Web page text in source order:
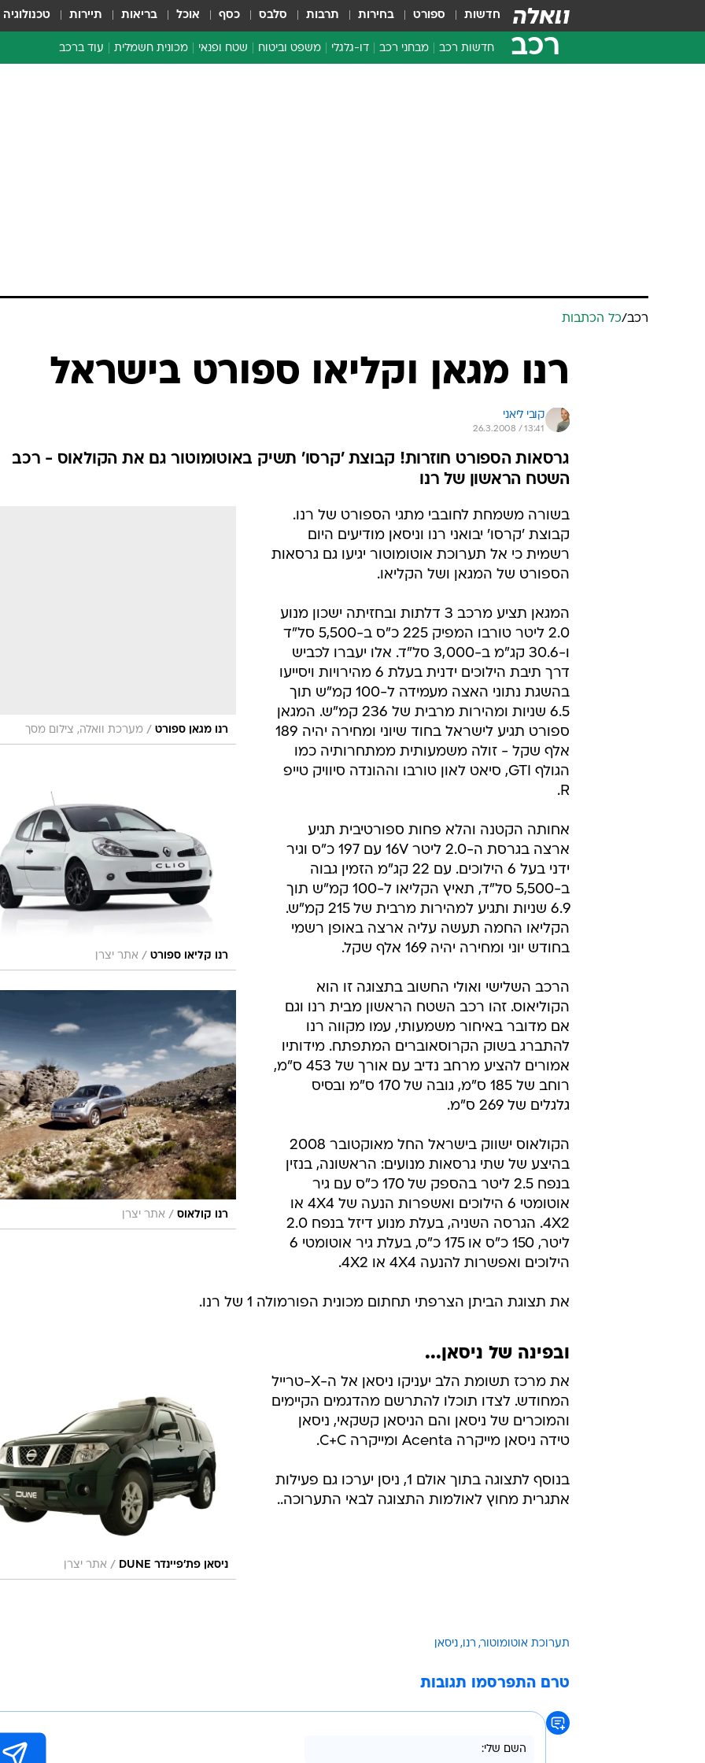
חדשות ספורט בחירות תרבות סלבס כסף אוכל בריאות תיירות טכנולוגיה
רכב חדשות רכב מבחני רכב דו-גלגלי משפט וביטוח שטח ופנאי מכונית חשמלית עוד ברכב
בטיחות
סדנאות ושיפורים
ארכיון מדורים
רכב/כל הכתבות
רנו מגאן וקליאו ספורט בישראל
קובי ליאני
26.3.2008 / 13:41
גרסאות הספורט חוזרות! קבוצת 'קרסו' תשיק באוטומוטור גם את הקולאוס - רכב
השטח הראשון של רנו
רנו מגאן ספורט / מערכת וואלה, צילום מסך
רנו קליאו ספורט / אתר יצרן
רנו קולאוס / אתר יצרן
בשורה משמחת לחובבי מתגי הספורט של רנו.
קבוצת 'קרסו' יבואני רנו וניסאן מודיעים היום
רשמית כי אל תערוכת אוטומוטור יגיעו גם גרסאות
הספורט של המגאן ושל הקליאו.
המגאן תציע מרכב 3 דלתות ובחזיתה ישכון מנוע
2.0 ליטר טורבו המפיק 225 כ"ס ב-5,500 סל"ד
ו-30.6 קג"מ ב-3,000 סל"ד. אלו יעברו לכביש
דרך תיבת הילוכים ידנית בעלת 6 מהירויות ויסייעו
בהשגת נתוני האצה מעמידה ל-100 קמ"ש תוך
6.5 שניות ומהירות מרבית של 236 קמ"ש. המגאן
ספורט תגיע לישראל בחוד שיוני ומחירה יהיה 189
אלף שקל - זולה משמעותית ממתחרותיה כמו
הגולף GTI, סיאט לאון טורבו וההונדה סיוויק טייפ
R.
אחותה הקטנה והלא פחות ספורטיבית תגיע
ארצה בגרסת ה-2.0 ליטר 16V עם 197 כ"ס וגיר
ידני בעל 6 הילוכים. עם 22 קג"מ הזמין גבוה
ב-5,500 סל"ד, תאיץ הקליאו ל-100 קמ"ש תוך
6.9 שניות ותגיע למהירות מרבית של 215 קמ"ש.
הקליאו החמה תעשה עליה ארצה באופן רשמי
בחודש יוני ומחירה יהיה 169 אלף שקל.
הרכב השלישי ואולי החשוב בתצוגה זו הוא
הקוליאוס. זהו רכב השטח הראשון מבית רנו וגם
אם מדובר באיחור משמעותי, עמו מקווה רנו
להתברג בשוק הקרוסאוברים המתפתח. מידותיו
אמורים להציע מרחב נדיב עם אורך של 453 ס"מ,
רוחב של 185 ס"מ, גובה של 170 ס"מ ובסיס
גלגלים של 269 ס"מ.
הקולאוס ישווק בישראל החל מאוקטובר 2008
בהיצע של שתי גרסאות מנועים: הראשונה, בנזין
בנפח 2.5 ליטר בהספק של 170 כ"ס עם גיר
אוטומטי 6 הילוכים ואשפרות הנעה של 4X4 או
4X2. הגרסה השניה, בעלת מנוע דיזל בנפח 2.0
ליטר, 150 כ"ס או 175 כ"ס, בעלת גיר אוטומטי 6
הילוכים ואפשרות להנעה 4X4 או 4X2.
את תצוגת הביתן הצרפתי תחתום מכונית הפורמולה 1 של רנו.
ובפינה של ניסאן...
ניסאן פת'פיינדר DUNE / אתר יצרן
את מרכז תשומת הלב יעניקו ניסאן אל ה-X-טרייל
המחודש. לצדו תוכלו להתרשם מהדגמים הקיימים
והמוכרים של ניסאן והם הניסאן קשקאי, ניסאן
טידה ניסאן מייקרה Acenta ומייקרה C+C.
בנוסף לתצוגה בתוך אולם 1, ניסן יערכו גם פעילות
אתגרית מחוץ לאולמות התצוגה לבאי התערוכה..
תערוכת אוטומוטור רנו ניסאן
טרם התפרסמו תגובות